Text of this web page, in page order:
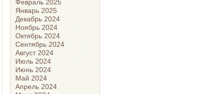
Февраль 2025
Январь 2025
Декабрь 2024
Ноябрь 2024
Октябрь 2024
Сентябрь 2024
Август 2024
Июль 2024
Июнь 2024
Май 2024
Апрель 2024